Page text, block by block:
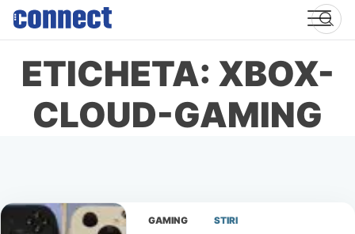
Skip
content
ETICHETA: XBOX-
CLOUD-GAMING
GAMING STIRI